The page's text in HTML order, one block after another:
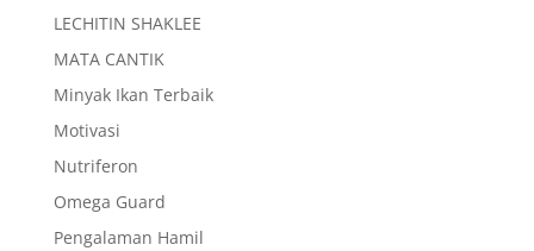
LECHITIN SHAKLEE
MATA CANTIK
Minyak Ikan Terbaik
Motivasi
Nutriferon
Omega Guard
Pengalaman Hamil